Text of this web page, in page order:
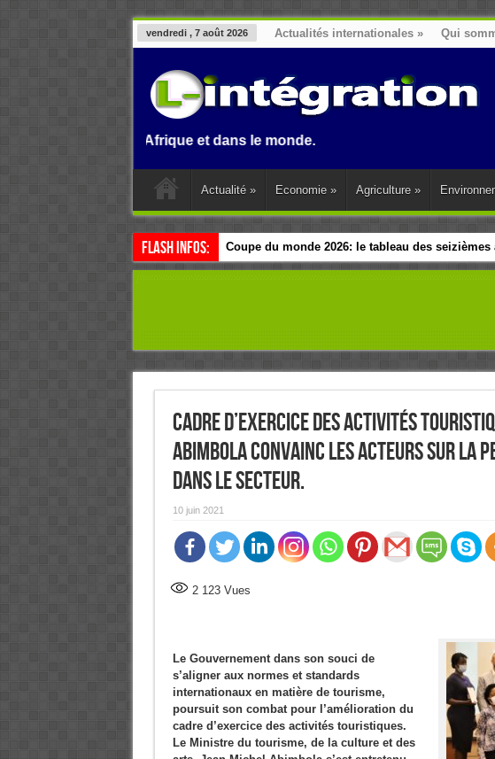
vendredi , 7 août 2026 Actualités internationales » Qui
en Afrique et dans le monde.
Actualité » Economie » Agriculture »
Flash Infos: Coupe du monde 2026: le tableau des
Esclavage: à Accra, l’Afrique et sa diaspora
Cadre d’exercice des activités
Abimbola convainc les acteurs sur la
dans le secteur.
10 juin 2021
2 123Vues
Le Gouvernement dans son souci de
s’aligner aux normes et standards
internationaux en matière de tourisme,
poursuit son combat pour l’amélioration du
cadre d’exercice des activités touristiques.
Le Ministre du tourisme, de la culture et des